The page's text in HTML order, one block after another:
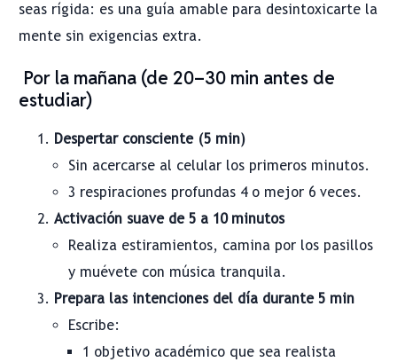
seas rígida: es una guía amable para desintoxicarte la
mente sin exigencias extra.
Por la mañana (de 20–30 min antes de
estudiar)
Despertar consciente (5 min)
Sin acercarse al celular los primeros minutos.
3 respiraciones profundas 4 o mejor 6 veces.
Activación suave de 5 a 10 minutos
Realiza estiramientos, camina por los pasillos
y muévete con música tranquila.
Prepara las intenciones del día durante 5 min
Escribe:
1 objetivo académico que sea realista